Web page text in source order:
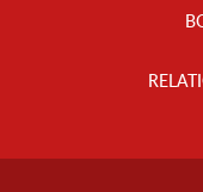
Footer